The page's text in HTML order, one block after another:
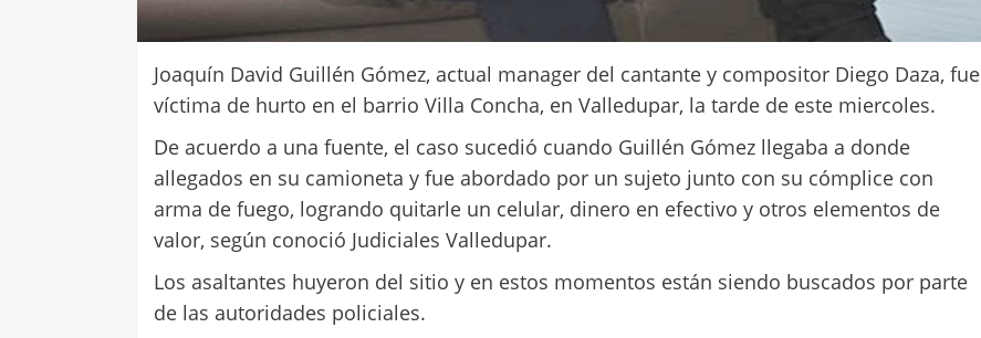
Joaquín David Guillén Gómez, actual manager del cantante y compositor Diego Daza, fue
víctima de hurto en el barrio Villa Concha, en Valledupar, la tarde de este miercoles.
De acuerdo a una fuente, el caso sucedió cuando Guillén Gómez llegaba a donde
allegados en su camioneta y fue abordado por un sujeto junto con su cómplice con
arma de fuego, logrando quitarle un celular, dinero en efectivo y otros elementos de
valor, según conoció Judiciales Valledupar.
Los asaltantes huyeron del sitio y en estos momentos están siendo buscados por parte
de las autoridades policiales.